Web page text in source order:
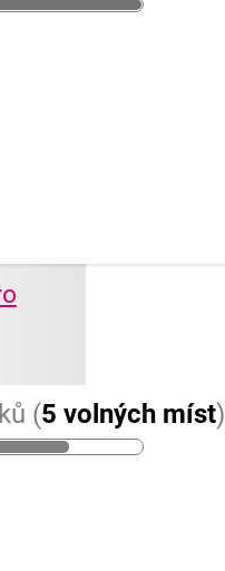
(5 volných míst)